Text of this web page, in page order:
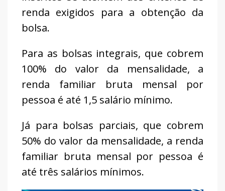
renda exigidos para a obtenção da
bolsa.
Para as bolsas integrais, que cobrem
100% do valor da mensalidade, a
renda familiar bruta mensal por
pessoa é até 1,5 salário mínimo.
Já para bolsas parciais, que cobrem
50% do valor da mensalidade, a renda
familiar bruta mensal por pessoa é
até três salários mínimos.